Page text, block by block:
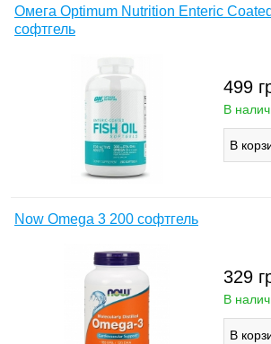
Омега Optimum Nutrition Enteric
софтгель
499
В
Now Omega 3 200 софтгель
329
В